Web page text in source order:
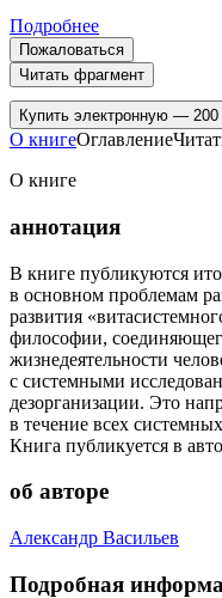
Подробнее
Пожаловаться
Читать фрагмент
Купить электронную — 200
О книгеОглавление
О книге
аннотация
В книге публикуются
в основном проблемам
развития
философии,
жизнедеятельности
с системными
дезорганизации. Это
в течение всех
Книга публикуется в
об авторе
Александр Васильев
Подробная